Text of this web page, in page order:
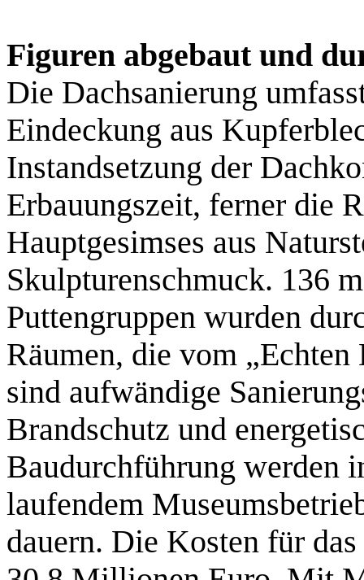
Figuren abgebaut und
Die Dachsanierung
Eindeckung aus
Instandsetzung der
Erbauungszeit, ferner die
Hauptgesimses aus
Skulpturenschmuck. 136
Puttengruppen wurden
Räumen, die vom
sind aufwändige
Brandschutz und
Baudurchführung werden
laufendem
dauern. Die Kosten für